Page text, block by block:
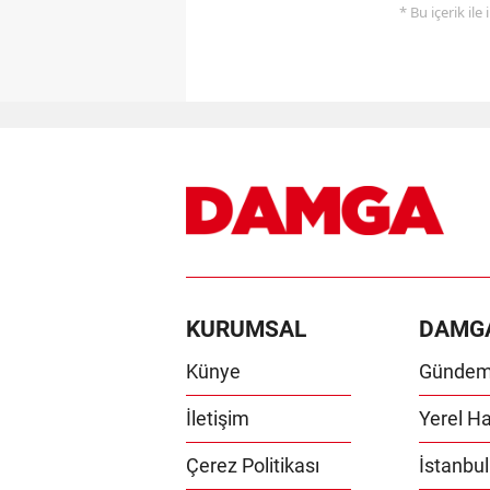
* Bu içerik ile
KURUMSAL
Künye
İletişim
Çerez Politikası
Yerel